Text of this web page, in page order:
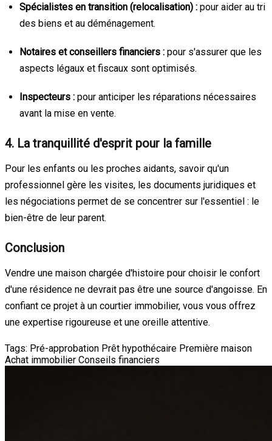
Spécialistes en transition (relocalisation) : pour aider au tri
des biens et au déménagement.
Notaires et conseillers financiers : pour s'assurer que les
aspects légaux et fiscaux sont optimisés.
Inspecteurs : pour anticiper les réparations nécessaires
avant la mise en vente.
4. La tranquillité d'esprit pour la famille
Pour les enfants ou les proches aidants, savoir qu'un
professionnel gère les visites, les documents juridiques et
les négociations permet de se concentrer sur l'essentiel : le
bien-être de leur parent.
Conclusion
Vendre une maison chargée d'histoire pour choisir le confort
d'une résidence ne devrait pas être une source d'angoisse. En
confiant ce projet à un courtier immobilier, vous vous offrez
une expertise rigoureuse et une oreille attentive.
Tags: Pré-approbation Prêt hypothécaire Première maison
Achat immobilier Conseils financiers